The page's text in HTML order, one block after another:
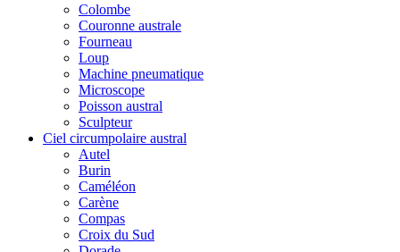
Colombe
Couronne australe
Fourneau
Loup
Machine pneumatique
Microscope
Poisson austral
Sculpteur
Ciel circumpolaire austral
Autel
Burin
Caméléon
Carène
Compas
Croix du Sud